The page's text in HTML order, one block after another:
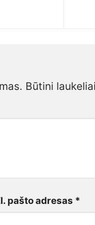
Būtini
pašto adresas *